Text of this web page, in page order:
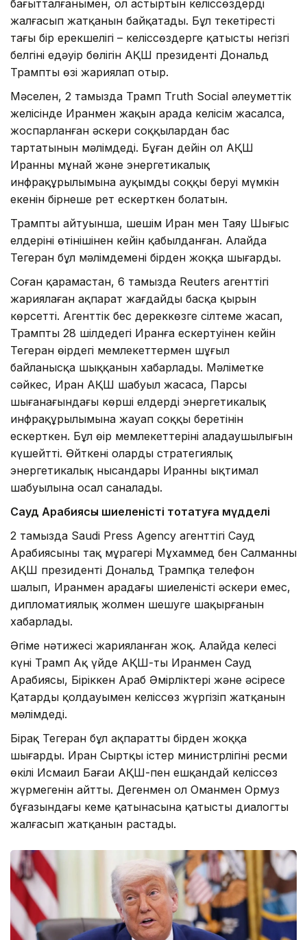
бағытталғанымен, ол астыртын келіссөздердің
жалғасып жатқанын байқатады. Бұл текетірестің
тағы бір ерекшелігі – келіссөздерге қатысты негізгі
белгінің едәуір бөлігін АҚШ президенті Дональд
Трамптың өзі жариялап отыр.
Мәселен, 2 тамызда Трамп Truth Social әлеуметтік
желісінде Иранмен жақын арада келісім жасалса,
жоспарланған әскери соққылардан бас
тартатынын мәлімдеді. Бұған дейін ол АҚШ
Иранның мұнай және энергетикалық
инфрақұрылымына ауқымды соққы беруі мүмкін
екенін бірнеше рет ескерткен болатын.
Трамптың айтуынша, шешім Иран мен Таяу Шығыс
елдерінің өтінішінен кейін қабылданған. Алайда
Тегеран бұл мәлімдемені бірден жоққа шығарды.
Соған қарамастан, 6 тамызда Reuters агенттігі
жариялаған ақпарат жағдайдың басқа қырын
көрсетті. Агенттік бес дереккөзге сілтеме жасап,
Трамптың 28 шілдедегі Иранға ескертуінен кейін
Тегеран өңірдегі мемлекеттермен шұғыл
байланысқа шыққанын хабарлады. Мәліметке
сәйкес, Иран АҚШ шабуыл жасаса, Парсы
шығанағындағы көрші елдердің энергетикалық
инфрақұрылымына жауап соққы беретінін
ескерткен. Бұл өңір мемлекеттерінің алаңдаушылығын
күшейтті. Өйткені олардың стратегиялық
энергетикалық нысандары Иранның ықтимал
шабуылына осал саналады.
Сауд Арабиясы шиеленісті тоқтатуға мүдделі
2 тамызда Saudi Press Agency агенттігі Сауд
Арабиясының тақ мұрагері Мұхаммед бен Салманның
АҚШ президенті Дональд Трампқа телефон
шалып, Иранмен арадағы шиеленісті әскери емес,
дипломатиялық жолмен шешуге шақырғанын
хабарлады.
Әңгіме нәтижесі жарияланған жоқ. Алайда келесі
күні Трамп Ақ үйде АҚШ-тың Иранмен Сауд
Арабиясы, Біріккен Араб Әмірліктері және әсіресе
Қатардың қолдауымен келіссөз жүргізіп жатқанын
мәлімдеді.
Бірақ Тегеран бұл ақпаратты бірден жоққа
шығарды. Иран Сыртқы істер министрлігінің ресми
өкілі Исмаил Бағаи АҚШ-пен ешқандай келіссөз
жүрмегенін айтты. Дегенмен ол Оманмен Ормуз
бұғазындағы кеме қатынасына қатысты диалогтың
жалғасып жатқанын растады.